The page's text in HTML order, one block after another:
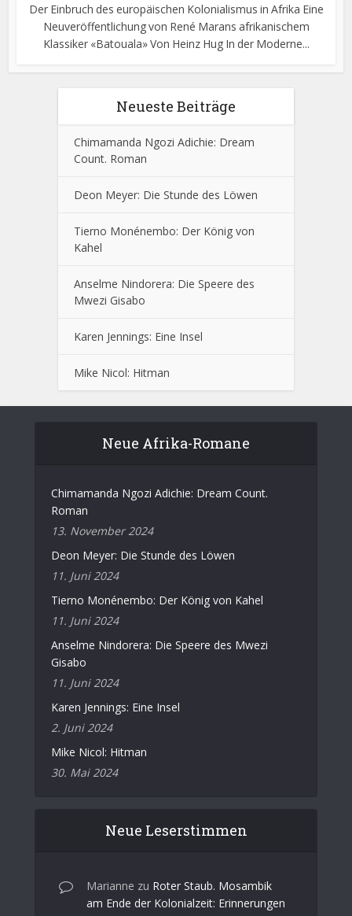
Der Einbruch des europäischen Kolonialismus in Afrika Eine
Neuveröffentlichung von René Marans afrikanischem
Klassiker «Batouala» Von Heinz Hug In der Moderne...
Neueste Beiträge
Chimamanda Ngozi Adichie: Dream
Count. Roman
Deon Meyer: Die Stunde des Löwen
Tierno Monénembo: Der König von
Kahel
Anselme Nindorera: Die Speere des
Mwezi Gisabo
Karen Jennings: Eine Insel
Mike Nicol: Hitman
Neue Afrika-Romane
Chimamanda Ngozi Adichie: Dream Count.
Roman
13. November 2024
Deon Meyer: Die Stunde des Löwen
11. Juni 2024
Tierno Monénembo: Der König von Kahel
11. Juni 2024
Anselme Nindorera: Die Speere des Mwezi
Gisabo
11. Juni 2024
Karen Jennings: Eine Insel
2. Juni 2024
Mike Nicol: Hitman
30. Mai 2024
Neue Leserstimmen
Marianne zu Roter Staub. Mosambik
am Ende der Kolonialzeit: Erinnerungen